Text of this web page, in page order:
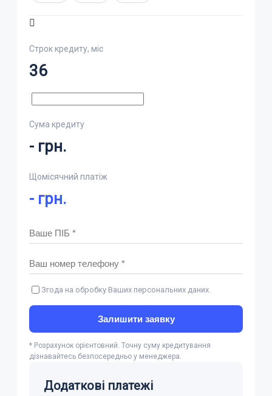
Строк кредиту, міс
36
Сума кредиту
- грн.
Щомісячний платіж
- грн.
Згода на обробку Ваших персональних даних.
Залишити заявку
* Розрахунок орієнтовний. Точну суму кредитування
дізнавайтесь безпосередньо у менеджера.
Додаткові платежі